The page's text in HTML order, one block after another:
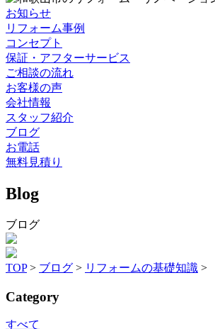
お知らせ
リフォーム事例
コンセプト
保証・アフターサービス
ご相談の流れ
お客様の声
会社情報
スタッフ紹介
ブログ
お電話
無料見積り
Blog
ブログ
TOP> ブログ > リフォームの基礎知識 >
Category
すべて